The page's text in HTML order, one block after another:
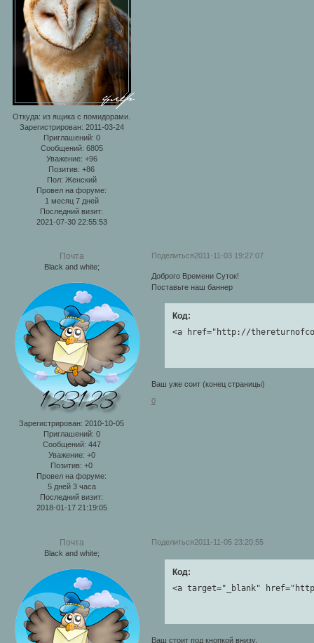
Откуда: из ящика с помидорами.
Зарегистрирован: 2011-03-24
Приглашений: 0
Сообщений: 6805
Уважение: +96
Позитив: +86
Пол: Женский
Провел на форуме:
1 месяц 7 дней
Последний визит:
2021-07-30 22:55:53
Поделиться2011-11-03 19:27:07
Почта
Black and white;
Зарегистрирован: 2010-10-05
Приглашений: 0
Сообщений: 447
Уважение: +0
Позитив: +0
Провел на форуме:
5 дней 3 часа
Последний визит:
2018-01-17 21:19:05
Доброго Времени Суток!
Поставьте наш баннер
Код:
<a href="http://
Ваш уже соит (конец страницы)
0
Поделиться2011-11-05 23:20:55
Почта
Black and white;
Код:
<a target="_blank"
Ваш стоит под кнопкой внизу.